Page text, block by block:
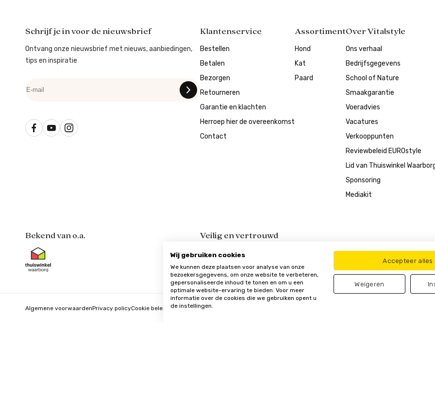
Schrijf je in voor de nieuwsbrief
Ontvang onze nieuwsbrief met nieuws, aanbiedingen,
tips en inspiratie
Klantenservice
Bestellen
Betalen
Bezorgen
Retourneren
Garantie en klachten
Herroep hier de overeenkomst
Contact
Assortiment
Hond
Kat
Paard
Over Vitalstyle
Ons verhaal
Bedrijfsgegevens
School of Nature
Smaakgarantie
Voeradvies
Vacatures
Verkooppunten
Reviewbeleid EUROstyle
Lid van Thuiswinkel
Sponsoring
Mediakit
Bekend van o.a. Veilig en vertrouwd
Algemene voorwaardenPrivacy policyCookie beleid Update cookie voorkeuren
Wij gebruiken cookies
We kunnen deze plaatsen voor analyse van onze
bezoekersgegevens, om onze website te verbeteren,
gepersonaliseerde inhoud te tonen en om u een
optimale website-ervaring te bieden. Voor meer
informatie over de cookies die we gebruiken opent u
de instellingen.
Accepteer alles
Weigeren